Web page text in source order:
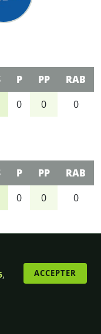
P PP
RAB
0 0 0
P PP
RAB
0 0 0
de l'Outaouais.
,
ACCEPTER